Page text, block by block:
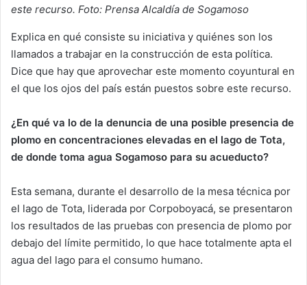
este recurso. Foto: Prensa Alcaldía de Sogamoso
Explica en qué consiste su iniciativa y quiénes son los
llamados a trabajar en la construcción de esta política.
Dice que hay que aprovechar este momento coyuntural en
el que los ojos del país están puestos sobre este recurso.
¿En qué va lo de la denuncia de una posible presencia de
plomo en concentraciones elevadas en el lago de Tota,
de donde toma agua Sogamoso para su acueducto?
Esta semana, durante el desarrollo de la mesa técnica por
el lago de Tota, liderada por Corpoboyacá, se presentaron
los resultados de las pruebas con presencia de plomo por
debajo del límite permitido, lo que hace totalmente apta el
agua del lago para el consumo humano.